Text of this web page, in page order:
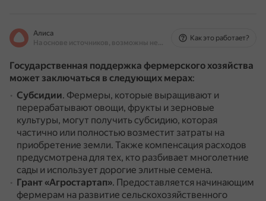
Алиса
На основе источников, возможны неточности
Как это работает?
Государственная поддержка фермерского хозяйства
может заключаться в следующих мерах:
Субсидии. Фермеры, которые выращивают и
перерабатывают овощи, фрукты и зерновые
культуры, могут получить субсидию, которая
частично или полностью возместит затраты на
приобретение земли. Также компенсация расходов
предусмотрена для тех, кто разбивает многолетние
сады и использует дорогие элитные семена.
Грант «Агростартап». Предоставляется начинающим
фермерам на развитие сельскохозяйственного